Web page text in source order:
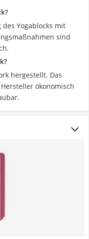
Yogablocks mit
sind
hergestellt. Das
ökonomisch